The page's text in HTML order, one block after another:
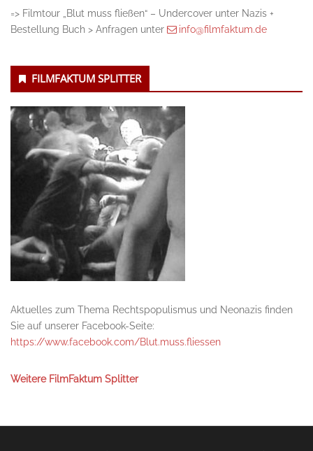
=> Filmtour „Blut muss fließen“ – Undercover unter Nazis +
Bestellung Buch > Anfragen unter
info@filmfaktum.de
FILMFAKTUM SPLITTER
Aktuelles zum Thema Rechtspopulismus und Neonazis finden
Sie auf unserer Facebook-Seite:
https://www.facebook.com/Blut.muss.fliessen
Weitere FilmFaktum Splitter